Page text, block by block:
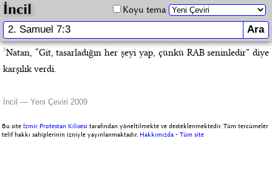
İncil Koyu tema
3Natan, “Git, tasarladığın her şeyi yap, çünkü RAB seninledir” diye
karşılık verdi.
İncil — Yeni Çeviri 2009
Bu site İzmir Protestan Kilisesi tarafından yöneltilmekte ve desteklenmektedir. Tüm tercümeler
telif hakkı sahiplerinin izniyle yayınlanmaktadır. Hakkımızda -Tüm site